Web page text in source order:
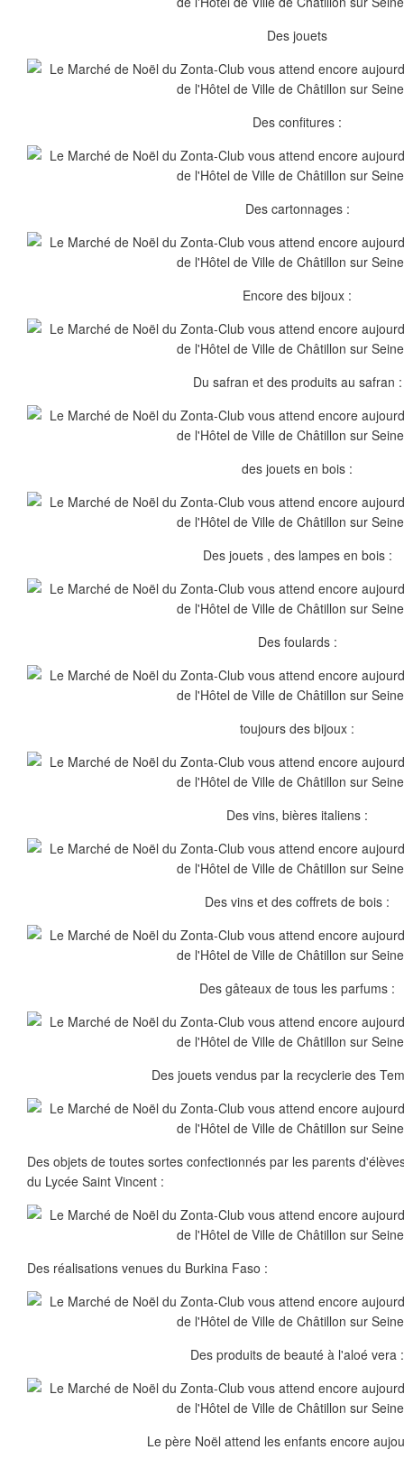
Des jouets
Des confitures :
Des cartonnages :
Encore des bijoux :
Du safran et des produits au safran :
des jouets en bois :
Des jouets , des lampes en bois :
Des foulards :
toujours des bijoux :
Des vins, bières italiens :
Des vins et des coffrets de bois :
Des gâteaux de tous les parfums :
Des jouets vendus par la recyclerie des
Des objets de toutes sortes confectionnés par les parents
du Lycée Saint Vincent :
Des réalisations venues du Burkina Faso :
Des produits de beauté à l'aloé vera :
Le père Noël attend les enfants encore